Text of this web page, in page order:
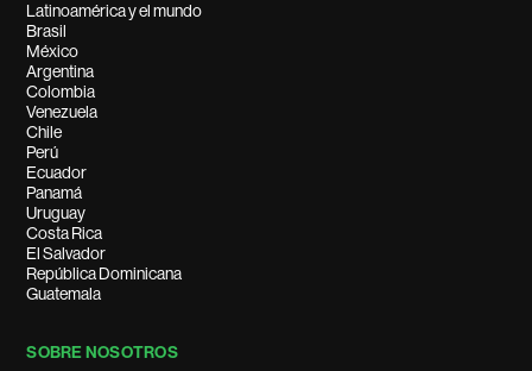
Latinoamérica y el mundo
Brasil
México
Argentina
Colombia
Venezuela
Chile
Perú
Ecuador
Panamá
Uruguay
Costa Rica
El Salvador
República Dominicana
Guatemala
SOBRE NOSOTROS